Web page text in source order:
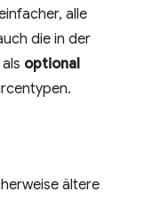
alle
die in der
als optional
ältere